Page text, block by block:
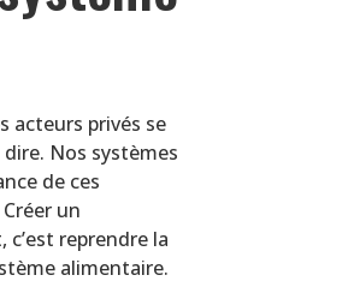
acteurs privés se
Nos systèmes
de ces
un
reprendre la
alimentaire.